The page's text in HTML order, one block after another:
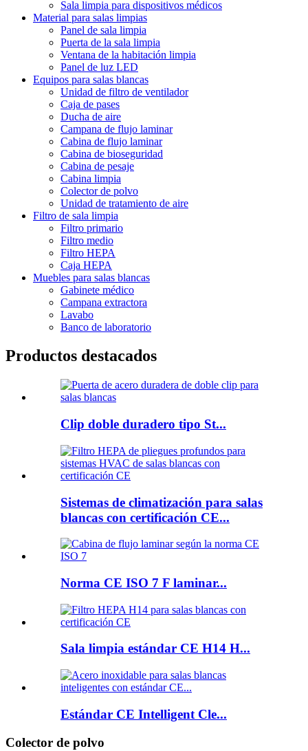
Sala limpia para dispositivos médicos
Material para salas limpias
Panel de sala limpia
Puerta de la sala limpia
Ventana de la habitación limpia
Panel de luz LED
Equipos para salas blancas
Unidad de filtro de ventilador
Caja de pases
Ducha de aire
Campana de flujo laminar
Cabina de flujo laminar
Cabina de bioseguridad
Cabina de pesaje
Cabina limpia
Colector de polvo
Unidad de tratamiento de aire
Filtro de sala limpia
Filtro primario
Filtro medio
Filtro HEPA
Caja HEPA
Muebles para salas blancas
Gabinete médico
Campana extractora
Lavabo
Banco de laboratorio
Productos destacados
Clip doble duradero tipo St...
Sistemas de climatización para salas
blancas con certificación CE...
Norma CE ISO 7 F laminar...
Sala limpia estándar CE H14 H...
Estándar CE Intelligent Cle...
Colector de polvo